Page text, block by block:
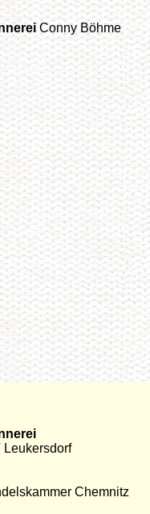
Conny Böhme
Leukersdorf
Chemnitz